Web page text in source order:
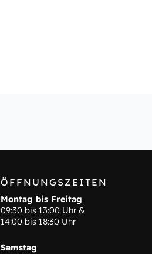
ÖFFNUNGSZEITEN
Montag bis Freitag
09:30 bis 13:00 Uhr &
14:00 bis 18:30 Uhr
Samstag